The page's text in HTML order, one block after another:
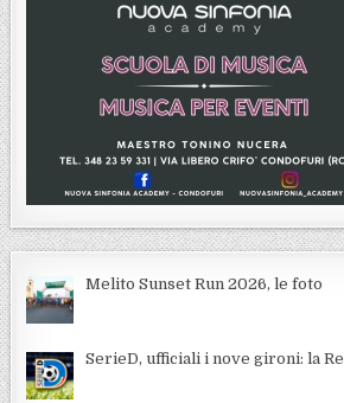
Melito Sunset Run 2026, le foto
SerieD, ufficiali i nove gironi: la